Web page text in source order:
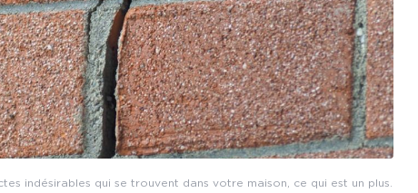
indésirables qui se trouvent dans votre maison, ce qui est un plus.